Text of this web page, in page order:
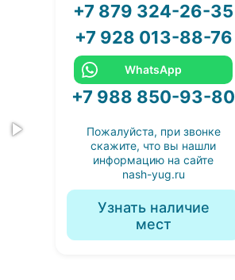
+7 879 324-26-35
+7 928 013-88-76
WhatsApp
+7 988 850-93-80
Пожалуйста, при звонке
скажите, что вы нашли
информацию на сайте
nash-yug.ru
Узнать наличие
мест